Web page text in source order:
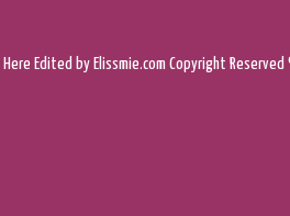
Here Edited by Elissmie.com Copyright Reserved